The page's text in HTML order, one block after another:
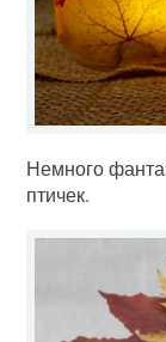
Немного
птичек.